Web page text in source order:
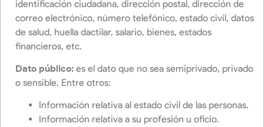
identificación ciudadana, dirección postal, dirección de
correo electrónico, número telefónico, estado civil, datos
de salud, huella dactilar, salario, bienes, estados
financieros, etc.
Dato público: es el dato que no sea semiprivado, privado
o sensible. Entre otros:
Información relativa al estado civil de las personas.
Información relativa a su profesión u oficio.